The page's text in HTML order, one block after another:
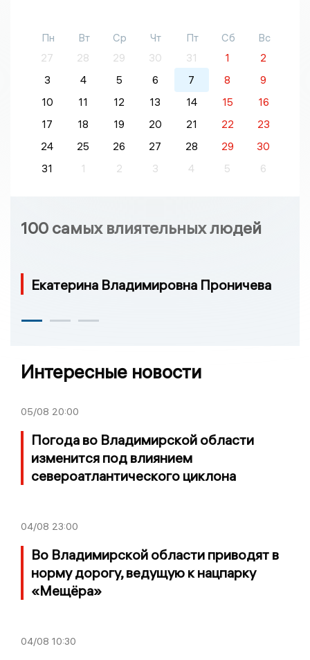
Пн Вт Ср Чт Пт Сб
Вс
27
28 29 30 31 1
2
3
4 5 6 7 8
9
10
11 12 13 14 15
16
17
18 19 20 21 22
23
24
25 26 27 28 29
30
31
1 2 3 4 5 6
100 самых влиятельных людей
Екатерина Владимировна Проничева
Интересные новости
05/08 20:00
Погода во Владимирской области
изменится под влиянием
североатлантического циклона
04/08 23:00
Во Владимирской области приводят в
норму дорогу, ведущую к нацпарку
«Мещёра»
04/08 10:30